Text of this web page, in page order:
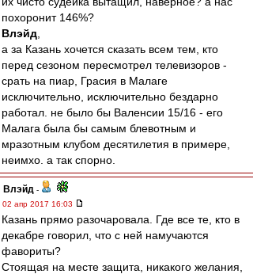
похоронит 146%?
Влэйд
а за Казань хочется сказать всем тем, кто
перед сезоном пересмотрел телевизоров -
срать на пиар, Грасия в Малаге
исключительно, исключительно бездарно
работал. не было бы Валенсии 15/16 - его
Малага была бы самым блевотным и
мразотным клубом десятилетия в примере,
неимхо. а так спорно.
Влэйд -
02 апр 2017 16:03
Казань прямо разочаровала. Где все те, кто в
декабре говорил, что с ней намучаются
фавориты?
Стоящая на месте защита, никакого желания,